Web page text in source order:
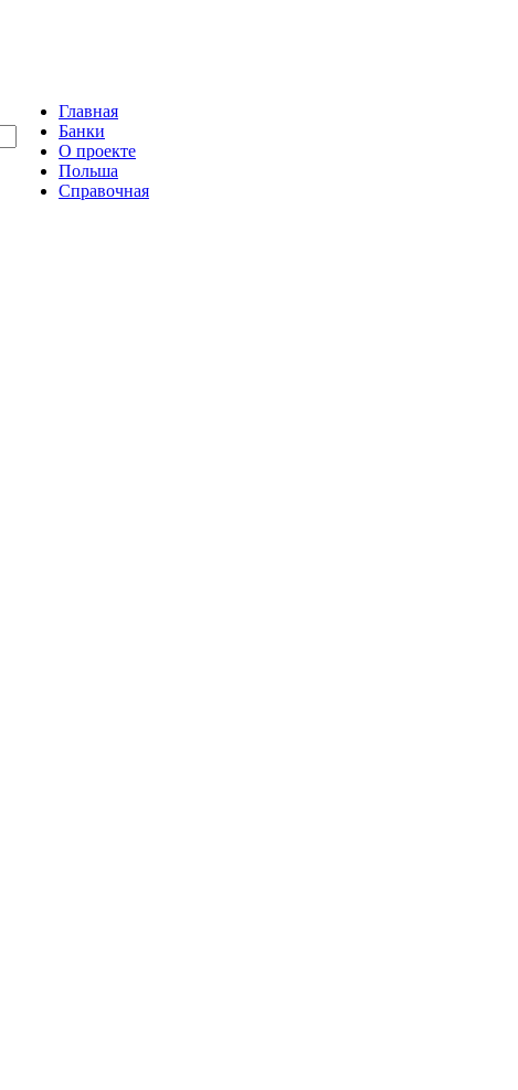
Главная
Банки
О проекте
Польша
Справочная